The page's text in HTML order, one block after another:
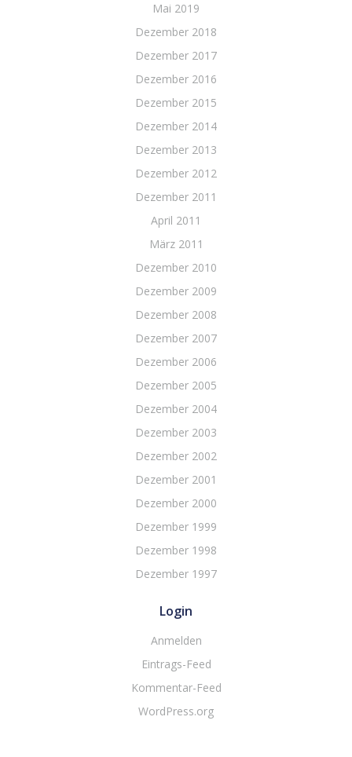
Mai 2019
Dezember 2018
Dezember 2017
Dezember 2016
Dezember 2015
Dezember 2014
Dezember 2013
Dezember 2012
Dezember 2011
April 2011
März 2011
Dezember 2010
Dezember 2009
Dezember 2008
Dezember 2007
Dezember 2006
Dezember 2005
Dezember 2004
Dezember 2003
Dezember 2002
Dezember 2001
Dezember 2000
Dezember 1999
Dezember 1998
Dezember 1997
Login
Anmelden
Eintrags-Feed
Kommentar-Feed
WordPress.org